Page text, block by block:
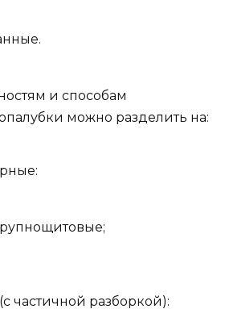
и способам
можно разделить на:
частичной разборкой):